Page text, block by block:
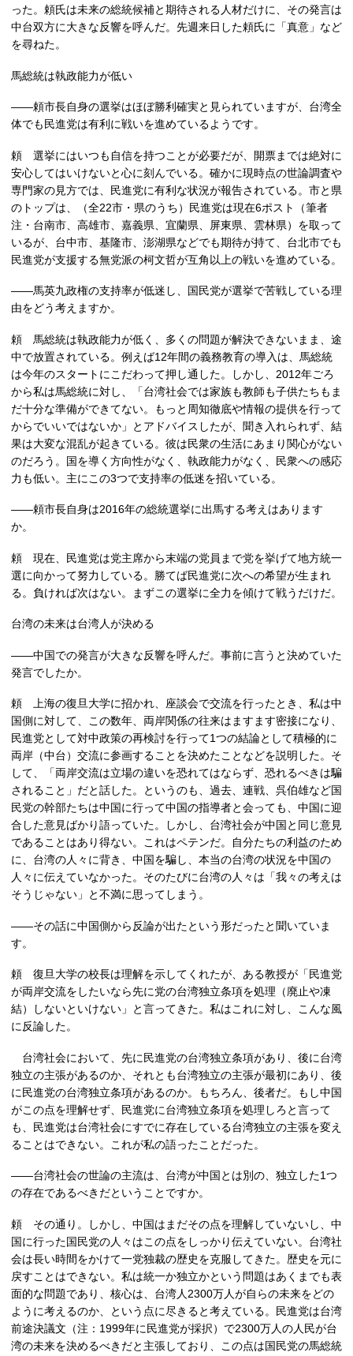
った。頼氏は未来の総統候補と期待される人材だけに、その発言は
中台双方に大きな反響を呼んだ。先週来日した頼氏に「真意」など
を尋ねた。
馬総統は執政能力が低い
――頼市長自身の選挙はほぼ勝利確実と見られていますが、台湾全
体でも民進党は有利に戦いを進めているようです。
頼 選挙にはいつも自信を持つことが必要だが、開票までは絶対に
安心してはいけないと心に刻んでいる。確かに現時点の世論調査や
専門家の見方では、民進党に有利な状況が報告されている。市と県
のトップは、（全22市・県のうち）民進党は現在6ポスト（筆者
注・台南市、高雄市、嘉義県、宜蘭県、屏東県、雲林県）を取って
いるが、台中市、基隆市、澎湖県などでも期待が持て、台北市でも
民進党が支援する無党派の柯文哲が互角以上の戦いを進めている。
――馬英九政権の支持率が低迷し、国民党が選挙で苦戦している理
由をどう考えますか。
頼 馬総統は執政能力が低く、多くの問題が解決できないまま、途
中で放置されている。例えば12年間の義務教育の導入は、馬総統
は今年のスタートにこだわって押し通した。しかし、2012年ごろ
から私は馬総統に対し、「台湾社会では家族も教師も子供たちもま
だ十分な準備ができてない。もっと周知徹底や情報の提供を行って
からでいいではないか」とアドバイスしたが、聞き入れられず、結
果は大変な混乱が起きている。彼は民衆の生活にあまり関心がない
のだろう。国を導く方向性がなく、執政能力がなく、民衆への感応
力も低い。主にこの3つで支持率の低迷を招いている。
――頼市長自身は2016年の総統選挙に出馬する考えはあります
か。
頼 現在、民進党は党主席から末端の党員まで党を挙げて地方統一
選に向かって努力している。勝てば民進党に次への希望が生まれ
る。負ければ次はない。まずこの選挙に全力を傾けて戦うだけだ。
台湾の未来は台湾人が決める
――中国での発言が大きな反響を呼んだ。事前に言うと決めていた
発言でしたか。
頼 上海の復旦大学に招かれ、座談会で交流を行ったとき、私は中
国側に対して、この数年、両岸関係の往来はますます密接になり、
民進党として対中政策の再検討を行って1つの結論として積極的に
両岸（中台）交流に参画することを決めたことなどを説明した。そ
して、「両岸交流は立場の違いを恐れてはならず、恐れるべきは騙
されること」だと話した。というのも、過去、連戦、呉伯雄など国
民党の幹部たちは中国に行って中国の指導者と会っても、中国に迎
合した意見ばかり語っていた。しかし、台湾社会が中国と同じ意見
であることはあり得ない。これはペテンだ。自分たちの利益のため
に、台湾の人々に背き、中国を騙し、本当の台湾の状況を中国の
人々に伝えていなかった。そのたびに台湾の人々は「我々の考えは
そうじゃない」と不満に思ってしまう。
――その話に中国側から反論が出たという形だったと聞いていま
す。
頼 復旦大学の校長は理解を示してくれたが、ある教授が「民進党
が両岸交流をしたいなら先に党の台湾独立条項を処理（廃止や凍
結）しないといけない」と言ってきた。私はこれに対し、こんな風
に反論した。
台湾社会において、先に民進党の台湾独立条項があり、後に台湾
独立の主張があるのか、それとも台湾独立の主張が最初にあり、後
に民進党の台湾独立条項があるのか。もちろん、後者だ。もし中国
がこの点を理解せず、民進党に台湾独立条項を処理しろと言って
も、民進党は台湾社会にすでに存在している台湾独立の主張を変え
ることはできない。これが私の語ったことだった。
――台湾社会の世論の主流は、台湾が中国とは別の、独立した1つ
の存在であるべきだということですか。
頼 その通り。しかし、中国はまだその点を理解していないし、中
国に行った国民党の人々はこの点をしっかり伝えていない。台湾社
会は長い時間をかけて一党独裁の歴史を克服してきた。歴史を元に
戻すことはできない。私は統一か独立かという問題はあくまでも表
面的な問題であり、核心は、台湾人2300万人が自らの未来をどの
ように考えるのか、という点に尽きると考えている。民進党は台湾
前途決議文（注：1999年に民進党が採択）で2300万人の人民が台
湾の未来を決めるべきだと主張しており、この点は国民党の馬総統